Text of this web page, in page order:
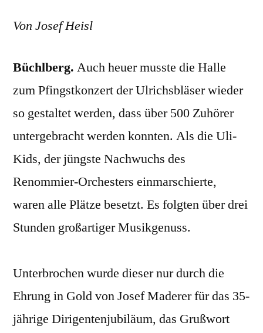
Von Josef Heisl
Büchlberg. Auch heuer musste die Halle
zum Pfingstkonzert der Ulrichsbläser wieder
so gestaltet werden, dass über 500 Zuhörer
untergebracht werden konnten. Als die Uli-
Kids, der jüngste Nachwuchs des
Renommier-Orchesters einmarschierte,
waren alle Plätze besetzt. Es folgten über drei
Stunden großartiger Musikgenuss.
Unterbrochen wurde dieser nur durch die
Ehrung in Gold von Josef Maderer für das 35-
jährige Dirigentenjubiläum, das Grußwort